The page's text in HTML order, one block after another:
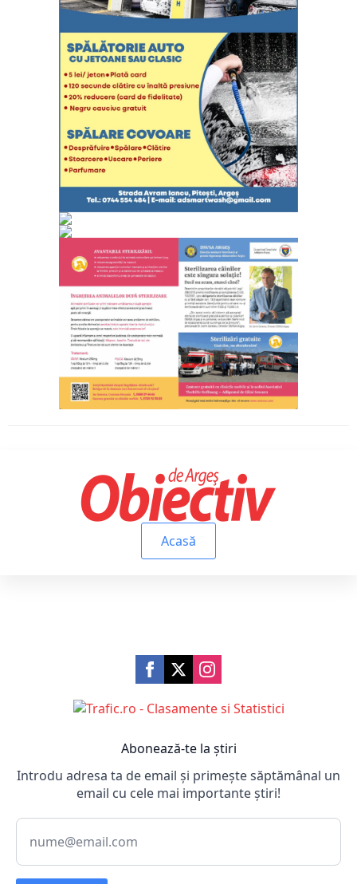
Acasă
Abonează-te la știri
Introdu adresa ta de email și primește săptămânal un
email cu cele mai importante știri!